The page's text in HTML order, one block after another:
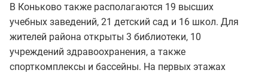
В Коньково также располагаются 19 высших
учебных заведений, 21 детский сад и 16 школ. Для
жителей района открыты 3 библиотеки, 10
учреждений здравоохранения, а также
спорткомплексы и бассейны. На первых этажах